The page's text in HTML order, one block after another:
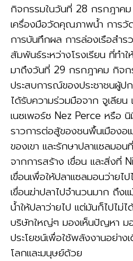
กิจกรรมในวันที่ 28 กรกฎาค
เครื่องมือวัดคุณภาพน้ำ การวั
การบันทึกผล การล่องเรือสำร
สัมพันธ์ระหว่างโรงเรียน ที่ทำ
มาถึงวันที่ 29 กรกฎาคม กิจก
ประสบการณ์ของประชาชนผู้ป
ได้รับความร่วมมือจาก จูเลียน
เนซเพอร์ซ Nez Perce หรือ นิ
ราวการต่อสู้ของชนพื้นเมืองอ
ของเขา และรักษาปลาแซลมอ
จากการสร้าง เขื่อน และสิ่งที่
เขื่อนเพื่อให้ปลาแซลมอนว่าย
เขื่อนฆ่าปลาไปจำนวนมาก ถึงแ
น้ำให้ปลาว่ายไป แต่มันก็ไปไม่
บริษัทใหญ่ๆ มองเห็นปัญหา มอ
ประโยชน์เพื่อใช้พลังงานอย่า
โลกและมนุษย์ด้วย